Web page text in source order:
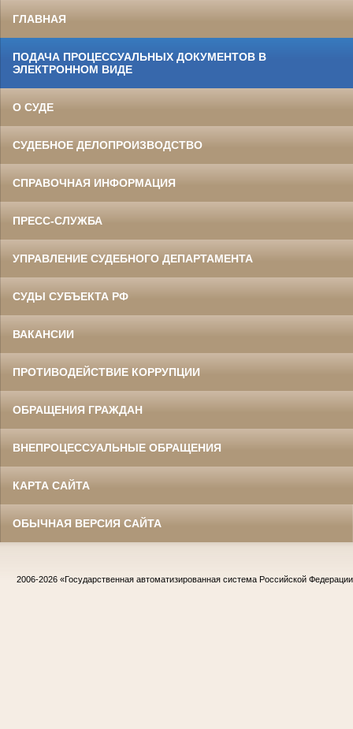
ГЛАВНАЯ
ПОДАЧА ПРОЦЕССУАЛЬНЫХ ДОКУМЕНТОВ В
ЭЛЕКТРОННОМ ВИДЕ
О СУДЕ
СУДЕБНОЕ ДЕЛОПРОИЗВОДСТВО
СПРАВОЧНАЯ ИНФОРМАЦИЯ
ПРЕСС-СЛУЖБА
УПРАВЛЕНИЕ СУДЕБНОГО ДЕПАРТАМЕНТА
СУДЫ СУБЪЕКТА РФ
ВАКАНСИИ
ПРОТИВОДЕЙСТВИЕ КОРРУПЦИИ
ОБРАЩЕНИЯ ГРАЖДАН
ВНЕПРОЦЕССУАЛЬНЫЕ ОБРАЩЕНИЯ
КАРТА САЙТА
ОБЫЧНАЯ ВЕРСИЯ САЙТА
2006-2026 «Государственная автоматизированная система Российской